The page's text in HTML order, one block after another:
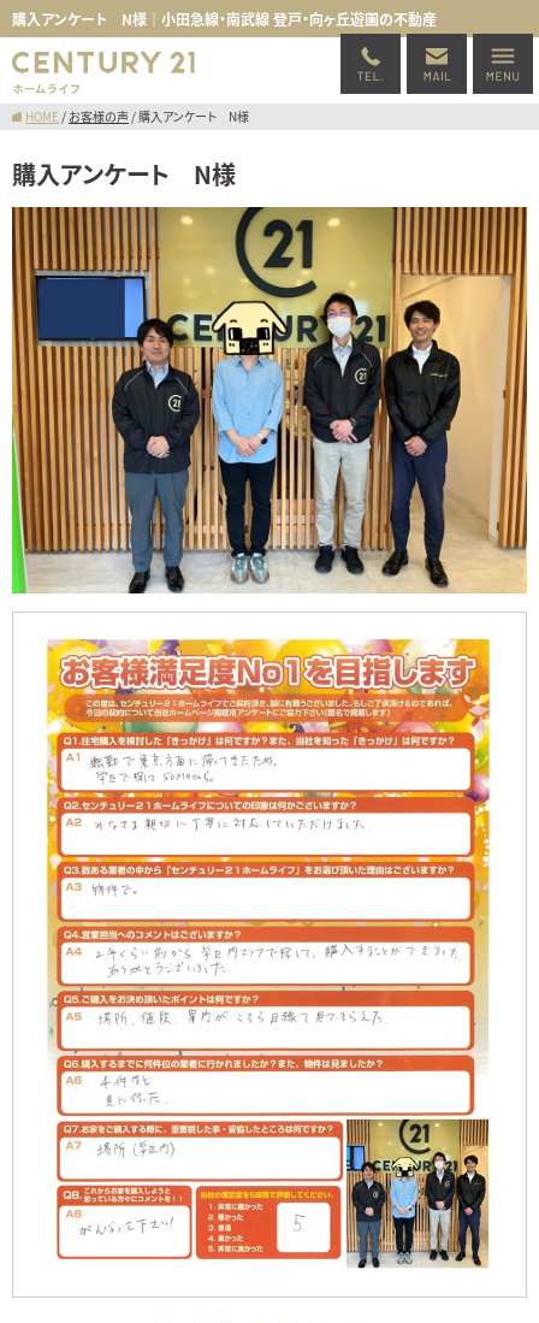
購入アンケート N様｜小田急線・南武線 登戸・向ヶ丘遊園の不動産
HOME/ お客様の声/購入アンケート N様
購入アンケート N様